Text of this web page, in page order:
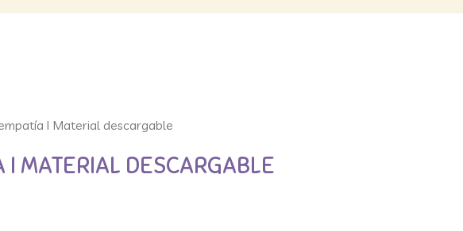
I Material descargable
MATERIAL DESCARGABLE